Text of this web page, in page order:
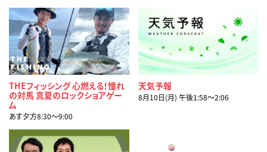
THEフィッシング 心燃える！憧れ
の対馬 真夏のロックショアゲー
ム
あす夕方8:30〜9:00
天気予報
8月10日(月) 午後1:58〜2:06